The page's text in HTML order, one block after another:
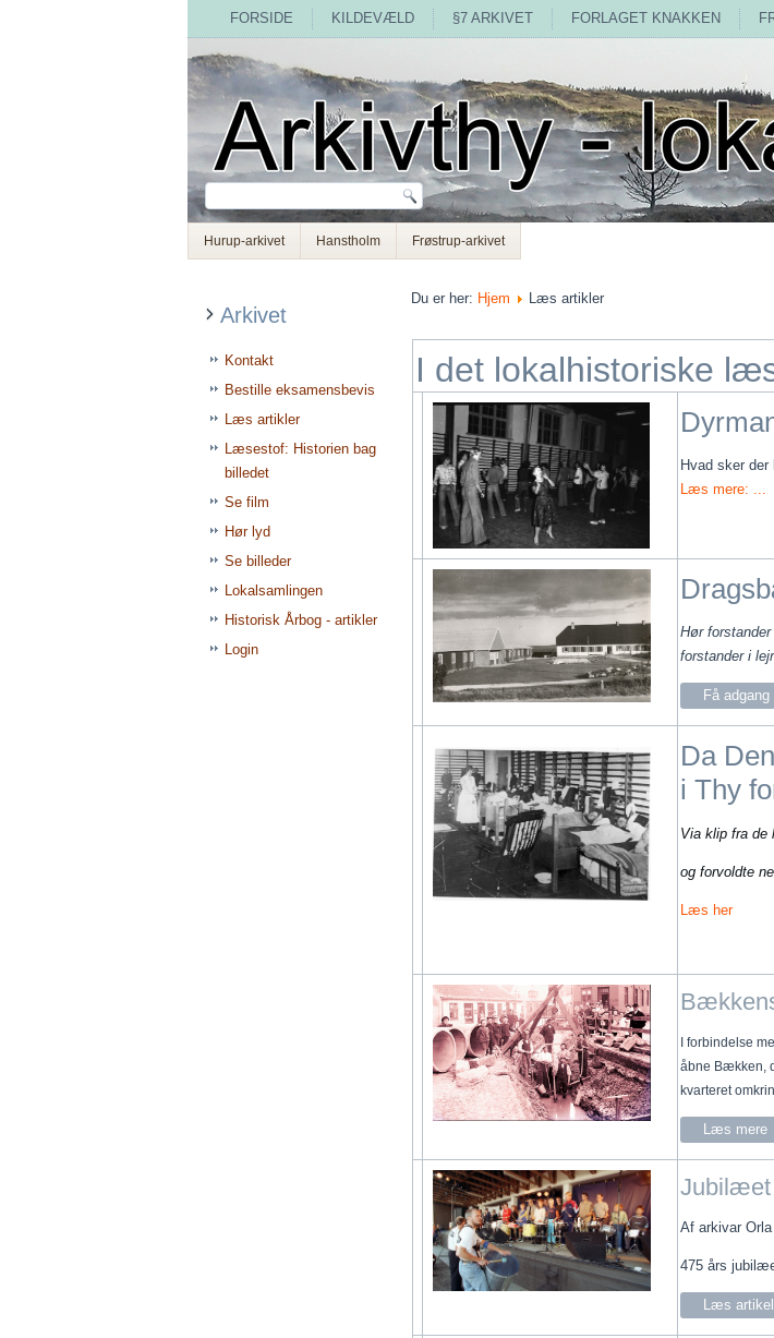
FORSIDE KILDEVÆLD §7 ARKIVET FORLAGET KNAKKEN
Hurup-arkivet Hanstholm Frøstrup-arkivet
Arkivet
Kontakt
Bestille eksamensbevis
Læs artikler
Læsestof: Historien bag
billedet
Se film
Hør lyd
Se billeder
Lokalsamlingen
Historisk Årbog - artikler
Login
Du er her: Hjem Læs artikler
I det lokalhistoriske
Hvad sker
Læs mere: ...
Hør
forstander i
Få adgang
Da
i Thy
Via klip fra de
og forvoldte
Læs her
I forbindelse
åbne Bækken,
kvarteret
Læs mere
Jubilæet
Af arkivar
475 års
Læs artikel